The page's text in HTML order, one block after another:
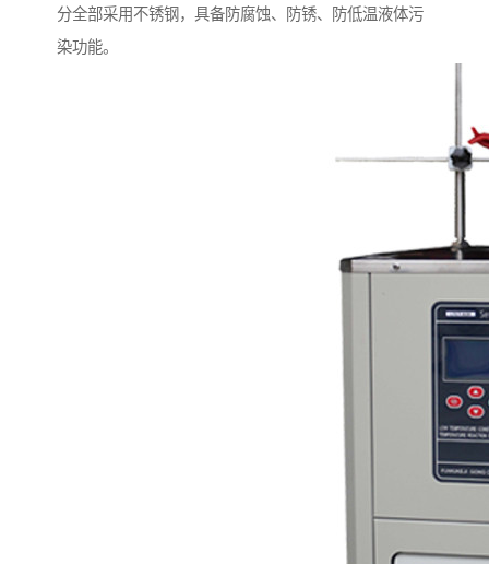
分全部采用不锈钢，具备防腐蚀、防锈、防低温液体污
染功能。